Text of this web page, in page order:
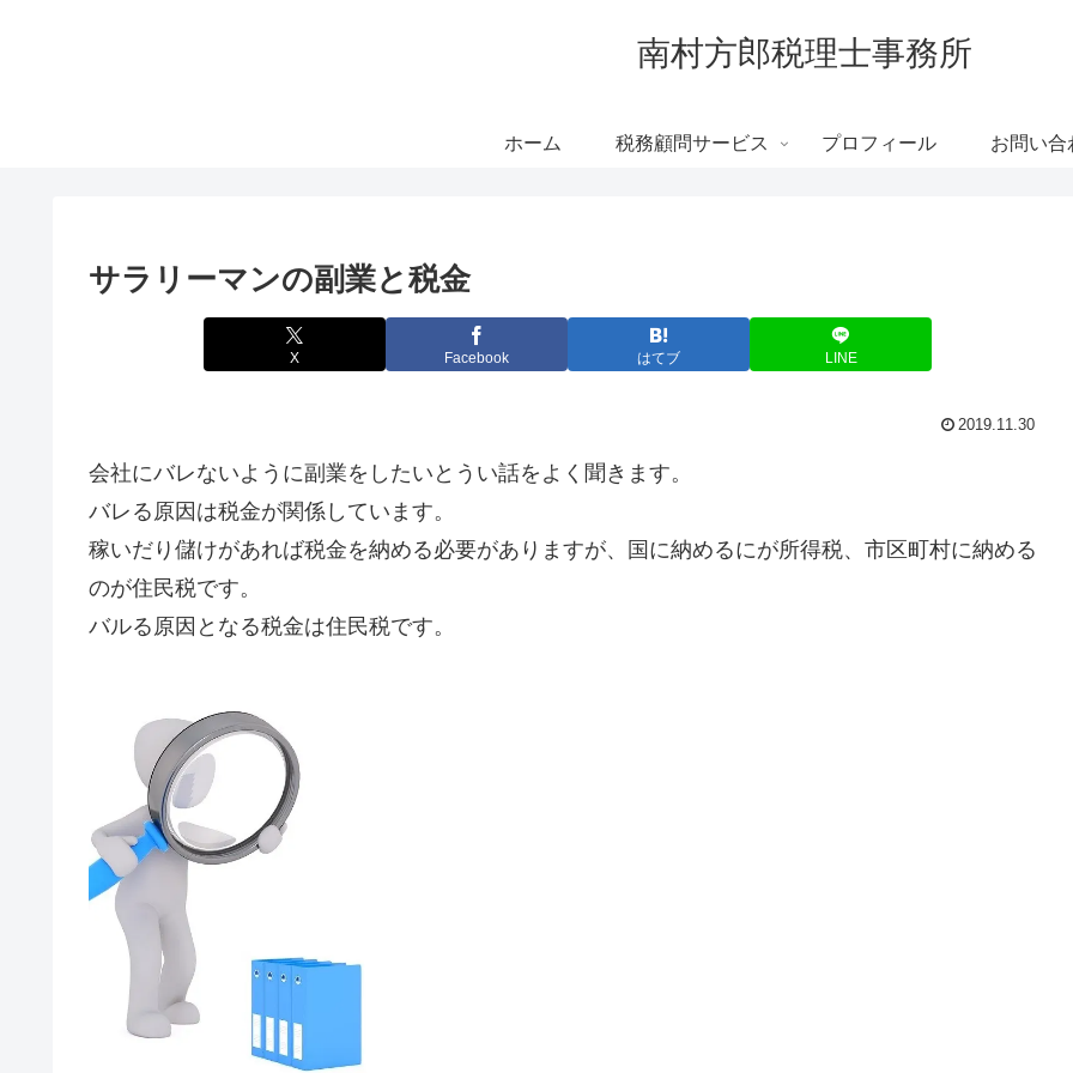
南村方郎税理士事務所
ホーム 税務顧問サービス プロフィール お問い合
サラリーマンの副業と税金
X Facebook はてブ LINE
2019.11.30
会社にバレないように副業をしたいとうい話をよく聞きます。
バレる原因は税金が関係しています。
稼いだり儲けがあれば税金を納める必要がありますが、国に納めるにが所得税、市区町村に納める
のが住民税です。
バルる原因となる税金は住民税です。